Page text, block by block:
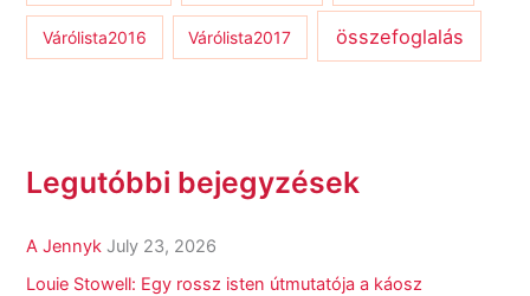
Várólista2016 Várólista2017 összefoglalás
Legutóbbi bejegyzések
A Jennyk July 23, 2026
Louie Stowell: Egy ​rossz isten útmutatója a káosz